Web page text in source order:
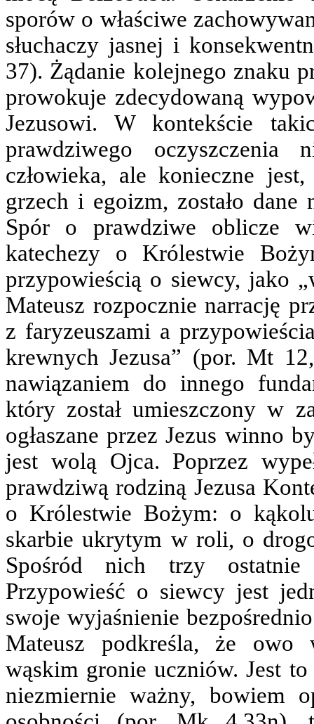
sporów o właściwe
słuchaczy jasnej i
37). Żądanie kolejnego znaku
prowokuje zdecydowaną
Jezusowi. W kontekście
prawdziwego oczyszczenia
człowieka, ale konieczne
grzech i egoizm, zostało
Spór o prawdziwe oblicze
katechezy o Królestwie
przypowieścią o siewcy, jako
Mateusz rozpocznie narrację
z faryzeuszami a
krewnych Jezusa” (por. Mt
nawiązaniem do innego
który został umieszczony w
ogłaszane przez Jezus winno
jest wolą Ojca. Poprzez
prawdziwą rodziną Jezusa
o Królestwie Bożym: o
skarbie ukrytym w roli, o
Spośród nich trzy ostatnie
Przypowieść o siewcy jest
swoje wyjaśnienie
Mateusz podkreśla, że owo
wąskim gronie uczniów. Jest
niezmiernie ważny, bowiem